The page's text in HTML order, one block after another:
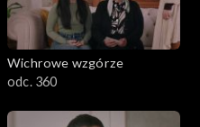
Wichrowe wzgórze
odc. 360